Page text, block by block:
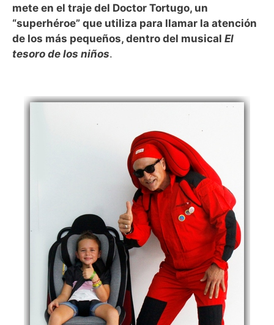
mete en el traje del Doctor Tortugo, un
“superhéroe” que utiliza para llamar la atención
de los más pequeños, dentro del musical El
tesoro de los niños.